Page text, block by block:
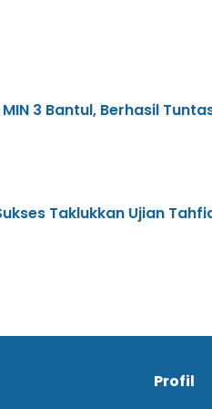
3 Bantul, Berhasil
Taklukkan Ujian
Profil